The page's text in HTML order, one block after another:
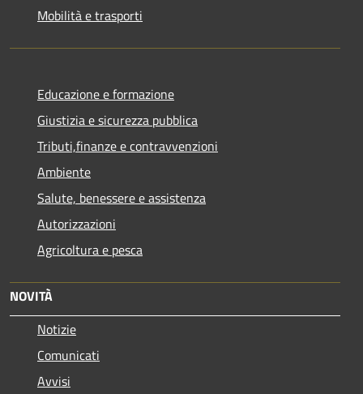
Mobilità e trasporti
Educazione e formazione
Giustizia e sicurezza pubblica
Tributi,finanze e contravvenzioni
Ambiente
Salute, benessere e assistenza
Autorizzazioni
Agricoltura e pesca
NOVITÀ
Notizie
Comunicati
Avvisi